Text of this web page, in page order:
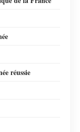
réussie